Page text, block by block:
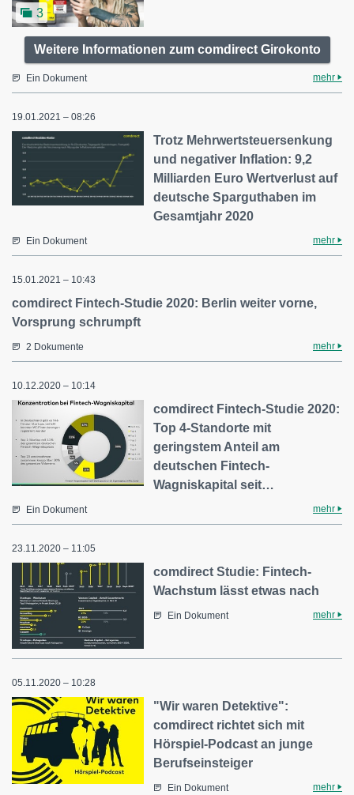
3
Weitere Informationen zum comdirect Girokonto
Ein Dokument mehr
19.01.2021 – 08:26
Trotz Mehrwertsteuersenkung
und negativer Inflation: 9,2
Milliarden Euro Wertverlust auf
deutsche Sparguthaben im
Gesamtjahr 2020
Ein Dokument mehr
15.01.2021 – 10:43
comdirect Fintech-Studie 2020: Berlin weiter vorne,
Vorsprung schrumpft
2 Dokumente mehr
10.12.2020 – 10:14
comdirect Fintech-Studie 2020:
Top 4-Standorte mit
geringstem Anteil am
deutschen Fintech-
Wagniskapital seit…
Ein Dokument mehr
23.11.2020 – 11:05
comdirect Studie: Fintech-
Wachstum lässt etwas nach
Ein Dokument mehr
05.11.2020 – 10:28
"Wir waren Detektive":
comdirect richtet sich mit
Hörspiel-Podcast an junge
Berufseinsteiger
Ein Dokument mehr